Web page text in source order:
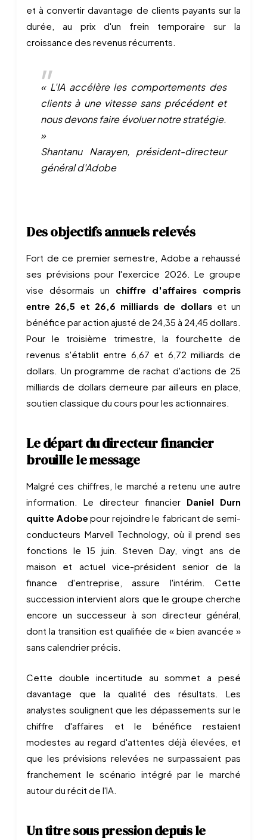
et à convertir davantage de clients payants sur la
durée, au prix d'un frein temporaire sur la
croissance des revenus récurrents.
« L'IA accélère les comportements des
clients à une vitesse sans précédent et
nous devons faire évoluer notre stratégie.
»
Shantanu Narayen, président-directeur
général d'Adobe
Des objectifs annuels relevés
Fort de ce premier semestre, Adobe a rehaussé
ses prévisions pour l'exercice 2026. Le groupe
vise désormais un chiffre d'affaires compris
entre 26,5 et 26,6 milliards de dollarset un
bénéfice par action ajusté de 24,35 à 24,45 dollars.
Pour le troisième trimestre, la fourchette de
revenus s'établit entre 6,67 et 6,72 milliards de
dollars. Un programme de rachat d'actions de 25
milliards de dollars demeure par ailleurs en place,
soutien classique du cours pour les actionnaires.
Le départ du directeur financier
brouille le message
Malgré ces chiffres, le marché a retenu une autre
information. Le directeur financier Daniel Durn
quitte Adobe pour rejoindre le fabricant de semi-
conducteurs Marvell Technology, où il prend ses
fonctions le 15 juin. Steven Day, vingt ans de
maison et actuel vice-président senior de la
finance d'entreprise, assure l'intérim. Cette
succession intervient alors que le groupe cherche
encore un successeur à son directeur général,
dont la transition est qualifiée de « bien avancée »
sans calendrier précis.
Cette double incertitude au sommet a pesé
davantage que la qualité des résultats. Les
analystes soulignent que les dépassements sur le
chiffre d'affaires et le bénéfice restaient
modestes au regard d'attentes déjà élevées, et
que les prévisions relevées ne surpassaient pas
franchement le scénario intégré par le marché
autour du récit de l'IA.
Un titre sous pression depuis le